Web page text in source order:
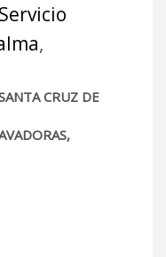
Servicio
,
CRUZ DE